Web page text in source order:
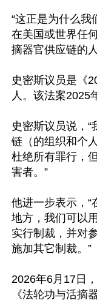
“这正是为什么
在美国或世界任
摘器官供应链的
史密斯议员是《
人。该法案2025
史密斯议员说，
链（的组织和个
杜绝所有罪行，
害者。”
他进一步表示，“
地方，我们可以
实行制裁，并对
施加其它制裁。”
2026年6月17日
《法轮功与活摘